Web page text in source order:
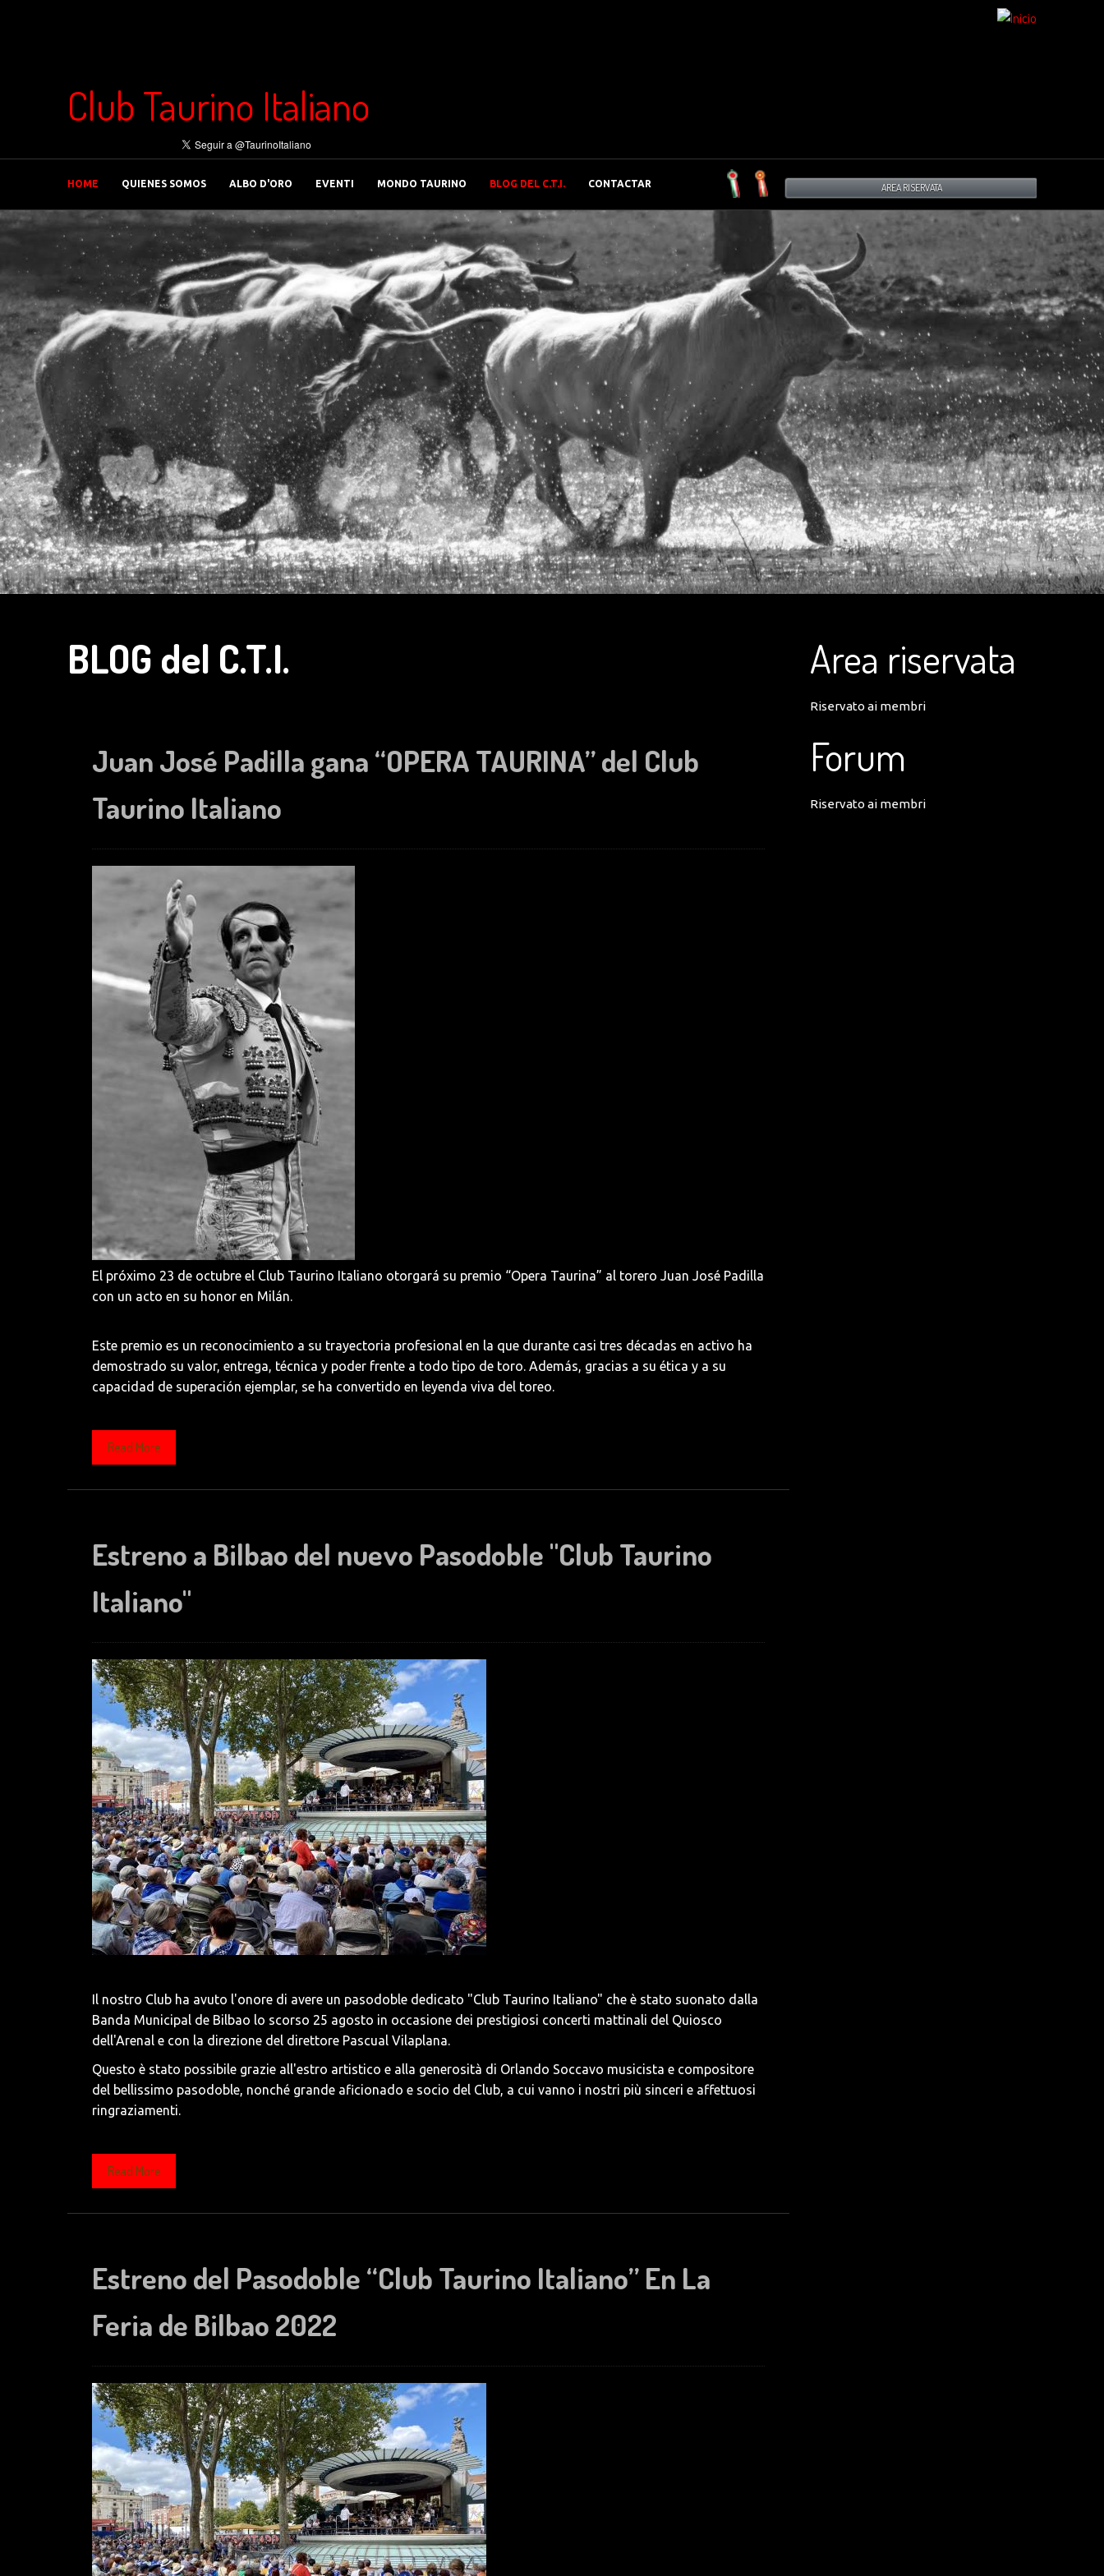
Club Taurino Italiano
HOME QUIENES SOMOS ALBO D'ORO EVENTI MONDO TAURINO BLOG DEL C.T.I. CONTACTAR AREA RISERVATA
BLOG del C.T.I.
Juan José Padilla gana “OPERA TAURINA” del Club
Taurino Italiano
El próximo 23 de octubre el Club Taurino Italiano otorgará su premio “Opera Taurina” al torero Juan José Padilla
con un acto en su honor en Milán.
Este premio es un reconocimiento a su trayectoria profesional en la que durante casi tres décadas en activo ha
demostrado su valor, entrega, técnica y poder frente a todo tipo de toro. Además, gracias a su ética y a su
capacidad de superación ejemplar, se ha convertido en leyenda viva del toreo.
Read More
Estreno a Bilbao del nuevo Pasodoble "Club Taurino
Italiano"
Il nostro Club ha avuto l'onore di avere un pasodoble dedicato "Club Taurino Italiano" che è stato suonato dalla
Banda Municipal de Bilbao lo scorso 25 agosto in occasione dei prestigiosi concerti mattinali del Quiosco
dell'Arenal e con la direzione del direttore Pascual Vilaplana.
Questo è stato possibile grazie all'estro artistico e alla generosità di Orlando Soccavo musicista e compositore
del bellissimo pasodoble, nonché grande aficionado e socio del Club, a cui vanno i nostri più sinceri e affettuosi
ringraziamenti.
Read More
Estreno del Pasodoble “Club Taurino Italiano” En La
Feria de Bilbao 2022
Area riservata
Riservato ai membri
Forum
Riservato ai membri